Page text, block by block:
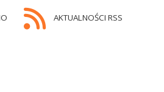
AKTUALNOŚCI RSS